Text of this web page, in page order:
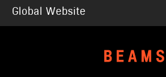
Global Website